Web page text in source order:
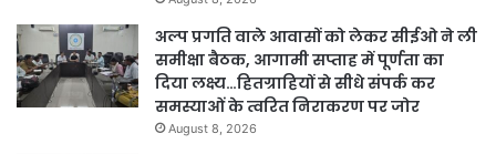
अल्प प्रगति वाले आवासों को लेकर सीईओ ने ली
समीक्षा बैठक, आगामी सप्ताह में पूर्णता का
दिया लक्ष्य…हितग्राहियों से सीधे संपर्क कर
समस्याओं के त्वरित निराकरण पर जोर
August 8, 2026